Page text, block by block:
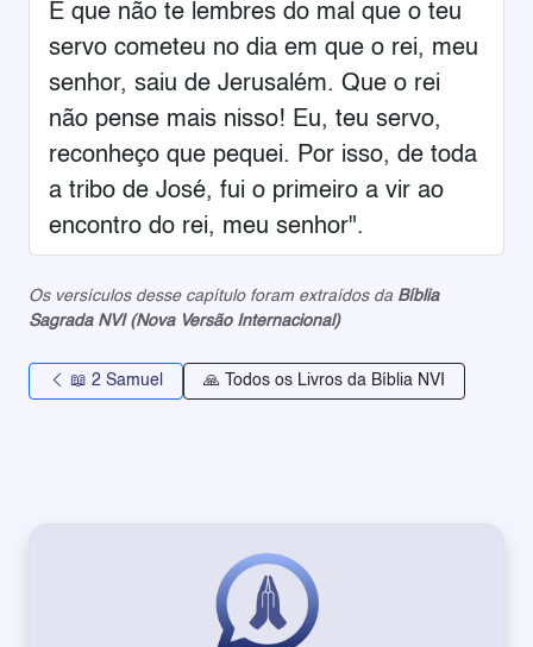
E que não te lembres do mal que o teu
servo cometeu no dia em que o rei, meu
senhor, saiu de Jerusalém. Que o rei
não pense mais nisso! Eu, teu servo,
reconheço que pequei. Por isso, de toda
a tribo de José, fui o primeiro a vir ao
encontro do rei, meu senhor".
Os versículos desse capítulo foram extraídos da Bíblia
Sagrada NVI (Nova Versão Internacional)
📖 2 Samuel 🙏 Todos os Livros da Bíblia NVI